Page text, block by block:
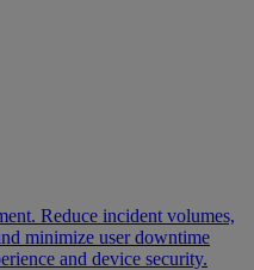
Reduce incident volumes,
minimize user downtime
and device security.